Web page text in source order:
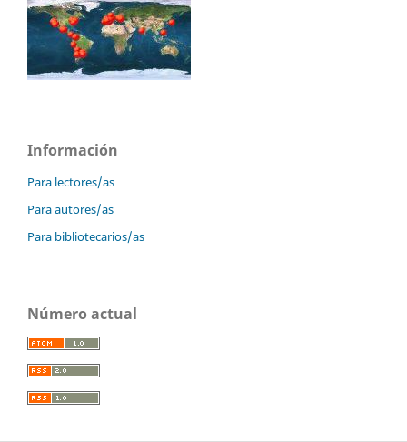
Información
Para lectores/as
Para autores/as
Para bibliotecarios/as
Número actual